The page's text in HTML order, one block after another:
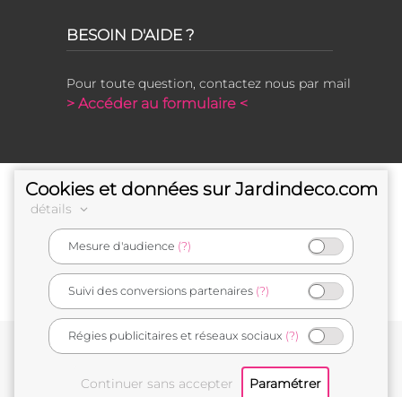
BESOIN D'AIDE ?
Pour toute question, contactez nous par mail
> Accéder au formulaire <
e-commerçant français
Cookies et données sur Jardindeco.com
détails
Mesure d'audience (?)
Suivi des conversions partenaires (?)
Régies publicitaires et réseaux sociaux (?)